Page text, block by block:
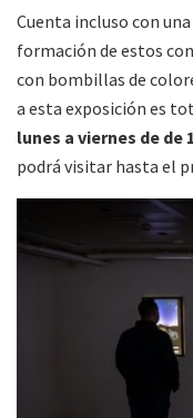
Cuenta incluso con
formación de estos
con bombillas de
a esta exposición es
lunes a viernes de de
podrá visitar hasta el